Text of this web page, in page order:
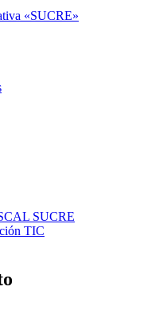
«SUCRE»
SUCRE
TIC